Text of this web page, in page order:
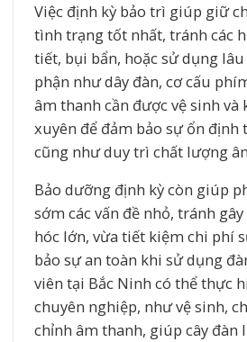
Việc định kỳ bảo trì giúp giữ
tình trạng tốt nhất, tránh các
tiết, bụi bẩn, hoặc sử dụng lâu
phận như dây đàn, cơ cấu
âm thanh cần được vệ sinh
xuyên để đảm bảo sự ổn định
cũng như duy trì chất lượng
Bảo dưỡng định kỳ còn giúp
sớm các vấn đề nhỏ, tránh
hóc lớn, vừa tiết kiệm chi phí
bảo sự an toàn khi sử dụng
viên tại Bắc Ninh có thể thực
chuyên nghiệp, như vệ sinh,
chỉnh âm thanh, giúp cây